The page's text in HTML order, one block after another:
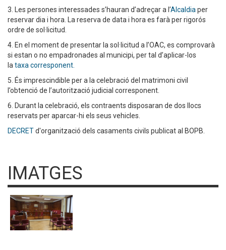
3. Les persones interessades s’hauran d’adreçar a l’Alcaldia per
reservar dia i hora. La reserva de data i hora es farà per rigorós
ordre de sol·licitud.
4. En el moment de presentar la sol·licitud a l’OAC, es comprovarà
si estan o no empadronades al municipi, per tal d’aplicar-los
la taxa corresponent.
5. És imprescindible per a la celebració del matrimoni civil
l’obtenció de l’autorització judicial corresponent.
6. Durant la celebració, els contraents disposaran de dos llocs
reservats per aparcar-hi els seus vehicles.
DECRETd'organització dels casaments civils publicat al BOPB.
IMATGES